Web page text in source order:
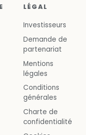
LÉGAL
Investisseurs
Demande de
partenariat
Mentions
légales
Conditions
générales
Charte de
confidentialité